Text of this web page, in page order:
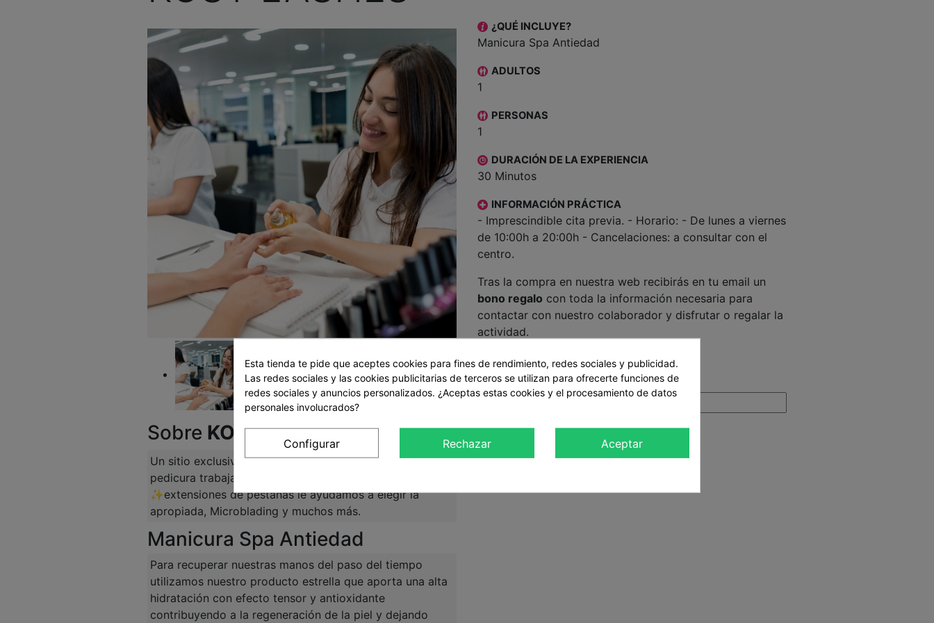
Sobre KOST LASHES:
Un sitio exclusivo para poder realizar su manicura y
pedicura trabajamos con productos de alta gama
✨extensiones de pestañas le ayudamos a elegir la
apropiada, Microblading y muchos más.
Manicura Spa Antiedad
Para recuperar nuestras manos del paso del tiempo
utilizamos nuestro producto estrella que aporta una alta
hidratación con efecto tensor y antioxidante
contribuyendo a la regeneración de la piel y dejando
¿QUÉ INCLUYE?
Manicura Spa Antiedad
ADULTOS
1
PERSONAS
1
DURACIÓN DE LA EXPERIENCIA
30 Minutos
INFORMACIÓN PRÁCTICA
- Imprescindible cita previa. - Horario: - De lunes a viernes
de 10:00h a 20:00h - Cancelaciones: a consultar con el
centro.
Tras la compra en nuestra web recibirás en tu email un
bono regalo con toda la información necesaria para
contactar con nuestro colaborador y disfrutar o regalar la
actividad.
29,90 €
Cantidad
Comprar
Esta tienda te pide que aceptes cookies para fines de rendimiento, redes sociales y publicidad.
Las redes sociales y las cookies publicitarias de terceros se utilizan para ofrecerte funciones de
redes sociales y anuncios personalizados. ¿Aceptas estas cookies y el procesamiento de datos
personales involucrados?
Configurar Rechazar Aceptar